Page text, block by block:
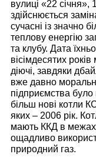
вулиці «22 січня»,
здійснюється
сучасні із значно
теплову енергію
та клубу. Дата
вісімдесятих
діючі, завдяки
вже давно
підприємства
більш нові котли
яких – 2006 рік.
мають ККД в межах
ощадливо
природний газ.